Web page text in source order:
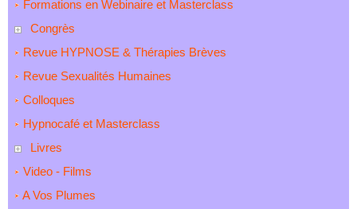
Formations en Webinaire et Masterclass
Congrès
Revue HYPNOSE & Thérapies Brèves
Revue Sexualités Humaines
Colloques
Hypnocafé et Masterclass
Livres
Video - Films
A Vos Plumes